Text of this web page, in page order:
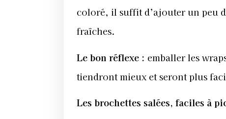
coloré, il suffit d’ajouter un peu
fraîches.
Le bon réflexe : emballer les
tiendront mieux et seront plus
Les brochettes salées, faciles à